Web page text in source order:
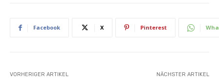
Facebook X Pinterest
VORHERIGER ARTIKEL NÄCHSTER ARTIKEL